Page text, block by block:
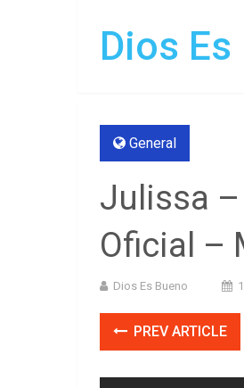
Dios
General
Julissa
Oficial –
Dios Es Bueno
PREV ARTICLE